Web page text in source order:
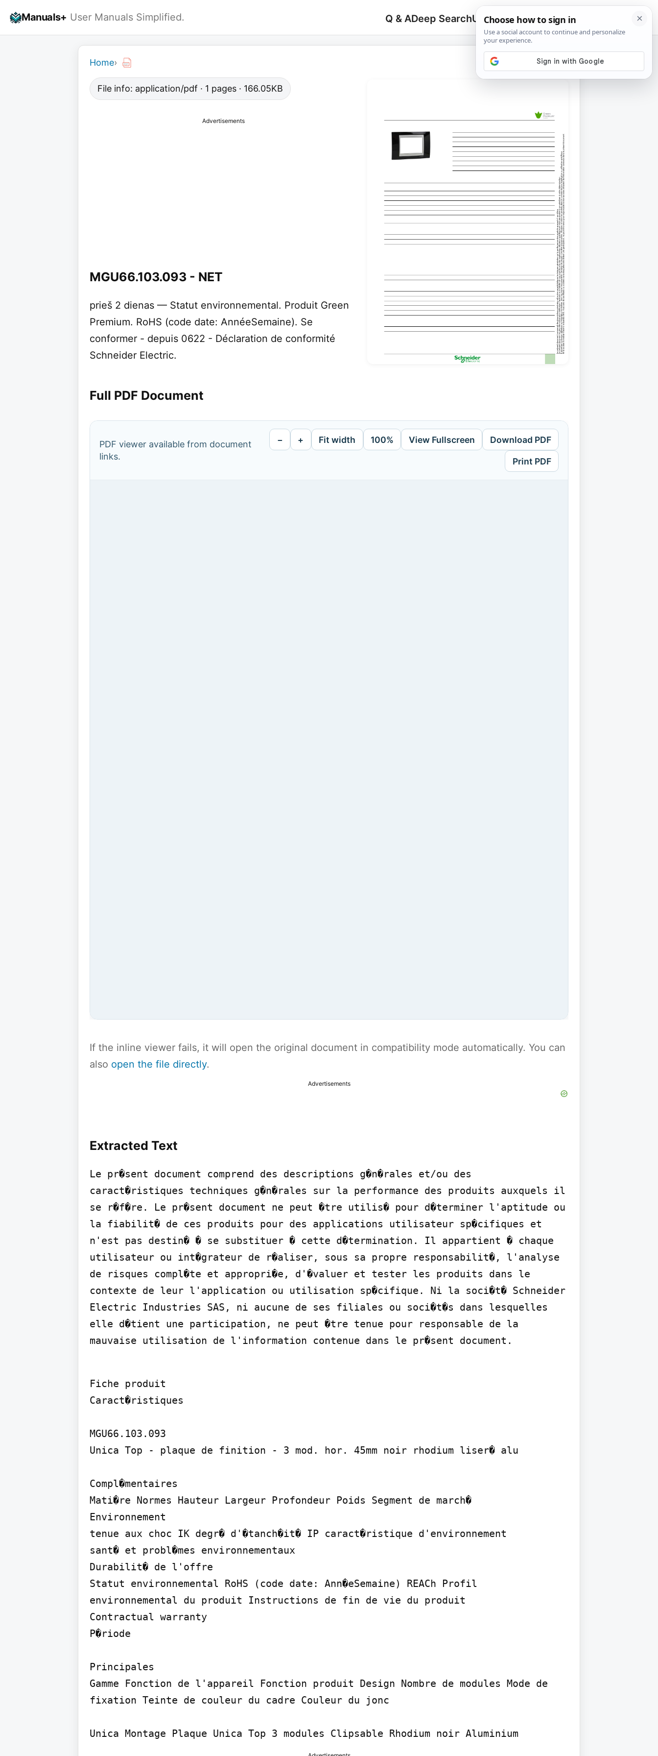
Manuals+ User Manuals Simplified. Q & ADeep SearchUpload
Search
for:
🔍
Home›
File info: application/pdf · 1 pages · 166.05KB
Advertisements
MGU66.103.093 - NET
prieš 2 dienas — Statut environnemental. Produit Green
Premium. RoHS (code date: AnnéeSemaine). Se
conformer - depuis 0622 - Déclaration de conformité
Schneider Electric.
Full PDF Document
PDF viewer available from document
links.
− + Fit width 100% View Fullscreen Download PDF
Print PDF
If the inline viewer fails, it will open the original document in compatibility mode automatically. You can
also open the file directly.
Advertisements
Extracted Text
Le pr�sent document comprend des descriptions g�n�rales et/ou des
caract�ristiques techniques g�n�rales sur la performance des produits auxquels il
se r�f�re. Le pr�sent document ne peut �tre utilis� pour d�terminer l'aptitude ou
la fiabilit� de ces produits pour des applications utilisateur sp�cifiques et
n'est pas destin� � se substituer � cette d�termination. Il appartient � chaque
utilisateur ou int�grateur de r�aliser, sous sa propre responsabilit�, l'analyse
de risques compl�te et appropri�e, d'�valuer et tester les produits dans le
contexte de leur l'application ou utilisation sp�cifique. Ni la soci�t� Schneider
Electric Industries SAS, ni aucune de ses filiales ou soci�t�s dans lesquelles
elle d�tient une participation, ne peut �tre tenue pour responsable de la
mauvaise utilisation de l'information contenue dans le pr�sent document.
Fiche produit
Caract�ristiques
MGU66.103.093
Unica Top - plaque de finition - 3 mod. hor. 45mm noir rhodium liser� alu
Compl�mentaires
Mati�re Normes Hauteur Largeur Profondeur Poids Segment de march�
Environnement
tenue aux choc IK degr� d'�tanch�it� IP caract�ristique d'environnement
sant� et probl�mes environnementaux
Durabilit� de l'offre
Statut environnemental RoHS (code date: Ann�eSemaine) REACh Profil
environnemental du produit Instructions de fin de vie du produit
Contractual warranty
P�riode
Principales
Gamme Fonction de l'appareil Fonction produit Design Nombre de modules Mode de
fixation Teinte de couleur du cadre Couleur du jonc
Unica Montage Plaque Unica Top 3 modules Clipsable Rhodium noir Aluminium